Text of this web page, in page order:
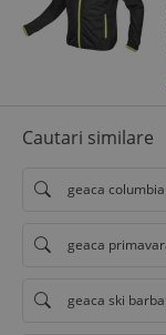
Cautari similare
geaca
geaca
geaca ski